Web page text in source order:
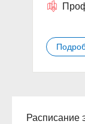
Расписание